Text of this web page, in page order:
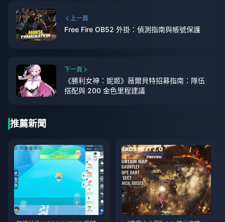
上一頁
Free Fire OB52 外掛：偵測指南與帳號保護
下一頁
《勝利女神：妮姬》薇爾貝特招募指南：隊伍
搭配與 200 金色里程建議
推薦新聞